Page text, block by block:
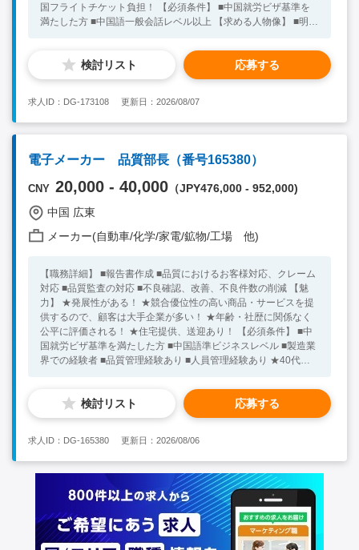
国フライトチケット負担！ 【必須条件】 ■中国就労ビザ基準を
満たした方 ■中国語一般会話レベル以上 【求める人物像】 ■明る
勤務 無料斡旋サービス
検討リスト 応募する
求人ID：DG-173108 更新日：2026/08/07
電子メーカー 品質部長（番号165380）
CNY 20,000 - 40,000 （JPY476,000 - 952,000)
中国 広東
メーカー(自動車/化学/家電/鉱物/工場 他)
【職務詳細】 ■報告書作成 ■品質におけるお客様対応、クレーム
対応 ■品質監査の対応 ■不良確認、改善、不良件数の削減 【魅
力】 ★発展性がある！ ★競合優位性の高い商品・サービスを提
供するので、顧客は大手企業が多い！ ★年齢・社歴に関係なく
公平に評価される！ ★住宅提供、送迎あり！ 【必須条件】 ■中
国就労ビザ基準を満たした方 ■中国語準ビジネスレベル ■製造業
界での経験者 ■品質管理経験あり ■人員管理経験あり ★40代～
務 中国就職支援 無料斡旋サービス 製造業品質管理
検討リスト 応募する
求人ID：DG-165380 更新日：2026/08/06